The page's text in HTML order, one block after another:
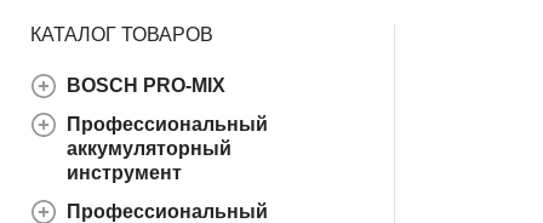
КАТАЛОГ ТОВАРОВ
BOSCH PRO-MIX
Профессиональный
аккумуляторный
инструмент
Профессиональный